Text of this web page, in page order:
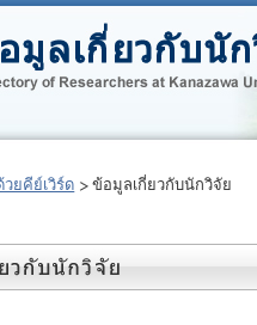
ยคีย์เวิร์ด ข้อมูลเกี่ยวกับนักวิจัย